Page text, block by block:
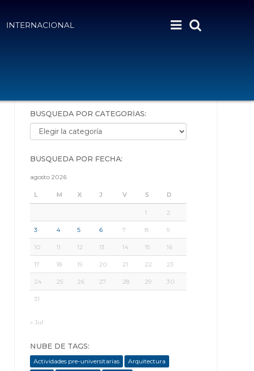
INTERNACIONAL
BÚSQUEDA POR CATEGORÍAS:
Búsqueda por categorías:
BÚSQUEDA POR FECHA:
agosto 2026
L M X J V S D
1 2
3 4 5 6 7 8 9
10 11 12 13 14 15 16
17 18 19 20 21 22 23
24 25 26 27 28 29 30
31
« Jul
NUBE DE TAGS:
Actividades pre-universitarias
Arquitectura